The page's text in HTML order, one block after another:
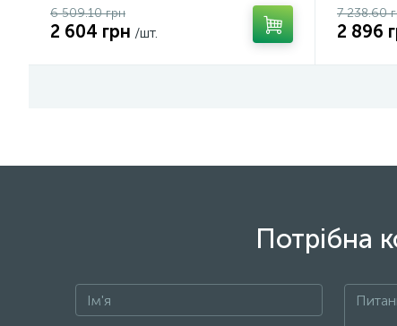
6 509.10 грн
2 604 грн /шт.
7 238.60
2 896
Потрібна